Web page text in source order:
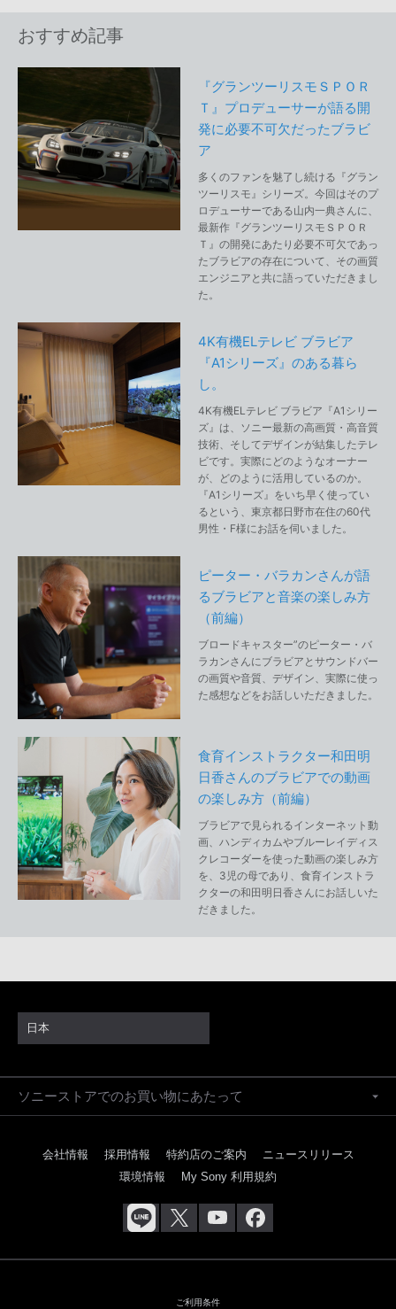
おすすめ記事
『グランツーリスモＳＰＯＲ
Ｔ』プロデューサーが語る開
発に必要不可欠だったブラビ
ア
多くのファンを魅了し続ける『グラン
ツーリスモ』シリーズ。今回はそのプ
ロデューサーである山内一典さんに、
最新作『グランツーリスモＳＰＯＲ
Ｔ』の開発にあたり必要不可欠であっ
たブラビアの存在について、その画質
エンジニアと共に語っていただきまし
た。
4K有機ELテレビ ブラビア
『A1シリーズ』のある暮ら
し。
4K有機ELテレビ ブラビア『A1シリー
ズ』は、ソニー最新の高画質・高音質
技術、そしてデザインが結集したテレ
ビです。実際にどのようなオーナー
が、どのように活用しているのか。
『A1シリーズ』をいち早く使ってい
るという、東京都日野市在住の60代
男性・F様にお話を伺いました。
ピーター・バラカンさんが語
るブラビアと音楽の楽しみ方
（前編）
ブロードキャスター”のピーター・バ
ラカンさんにブラビアとサウンドバー
の画質や音質、デザイン、実際に使っ
た感想などをお話しいただきました。
食育インストラクター和田明
日香さんのブラビアでの動画
の楽しみ方（前編）
ブラビアで見られるインターネット動
画、ハンディカムやブルーレイディス
クレコーダーを使った動画の楽しみ方
を、3児の母であり、食育インストラ
クターの和田明日香さんにお話しいた
だきました。
日本
ソニーストアでのお買い物にあたって
会社情報 採用情報 特約店のご案内
ニュースリリース
環境情報
My Sony 利用規約
ご利用条件